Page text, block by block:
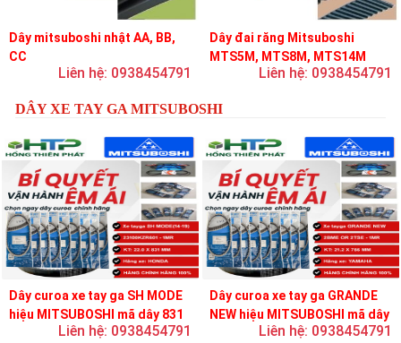
Dây mitsuboshi nhật AA, BB,
CC
Liên hệ: 0938454791
Dây đai răng Mitsuboshi
MTS5M, MTS8M, MTS14M
Liên hệ: 0938454791
DÂY XE TAY GA MITSUBOSHI
Dây curoa xe tay ga SH MODE
hiệu MITSUBOSHI mã dây 831
Liên hệ: 0938454791
Dây curoa xe tay ga GRANDE
NEW hiệu MITSUBOSHI mã dây
Liên hệ: 0938454791